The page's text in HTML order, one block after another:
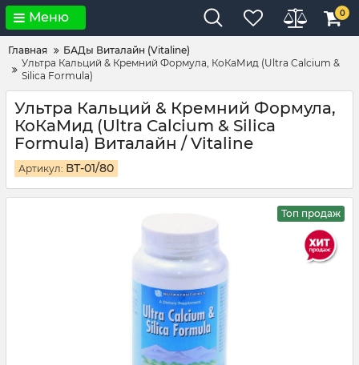
Меню 0
Главная
БАДы Виталайн (Vitaline)
Ультра Кальций & Кремний Формула, КоКаМид (Ultra Calcium &
Silica Formula)
Ультра Кальций & Кремний Формула,
КоКаМид (Ultra Calcium & Silica
Formula) Виталайн / Vitaline
Артикул: ВТ-01/80
Топ продаж